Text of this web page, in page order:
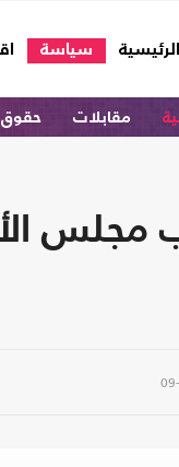
الرئيسية
(current) سياسة
مقابلات حقوق